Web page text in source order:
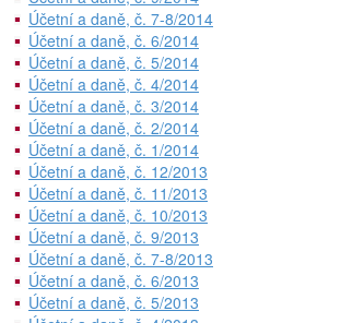
Účetní a daně, č. 7-8/2014
Účetní a daně, č. 6/2014
Účetní a daně, č. 5/2014
Účetní a daně, č. 4/2014
Účetní a daně, č. 3/2014
Účetní a daně, č. 2/2014
Účetní a daně, č. 1/2014
Účetní a daně, č. 12/2013
Účetní a daně, č. 11/2013
Účetní a daně, č. 10/2013
Účetní a daně, č. 9/2013
Účetní a daně, č. 7-8/2013
Účetní a daně, č. 6/2013
Účetní a daně, č. 5/2013